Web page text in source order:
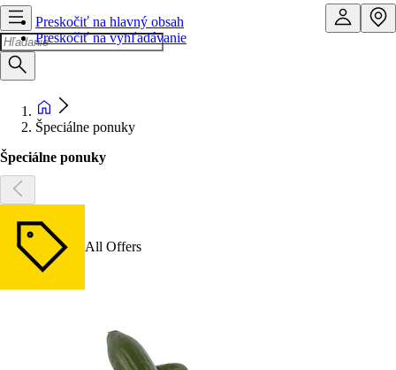
Preskočiť na hlavný obsah
Preskočiť na vyhľadávanie
Špeciálne ponuky
Špeciálne ponuky
All Offers